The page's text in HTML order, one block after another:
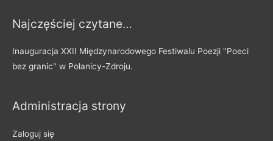
p
e
Najczęściej czytane…
Inauguracja XXII Międzynarodowego Festiwalu Poezji "Poeci
bez granic" w Polanicy-Zdroju.
Administracja strony
Zaloguj się